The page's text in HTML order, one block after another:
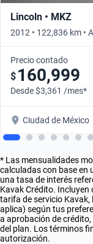
Lincoln • MKZ
2012 • 122,836 km •
Precio contado
$ 160,999
Desde $3,361 /mes*
Ciudad de México
* Las mensualidades
calculadas con base en
una tasa de interés
Kavak Crédito.
tarifa de servicio Kavak,
aplica) según tus
a aprobación de
del plan. Los términos
autorización.